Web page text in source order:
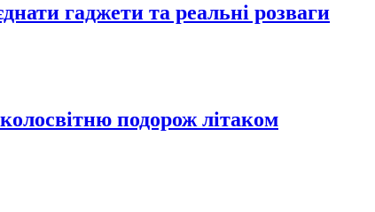
гаджети та реальні розваги
подорож літаком